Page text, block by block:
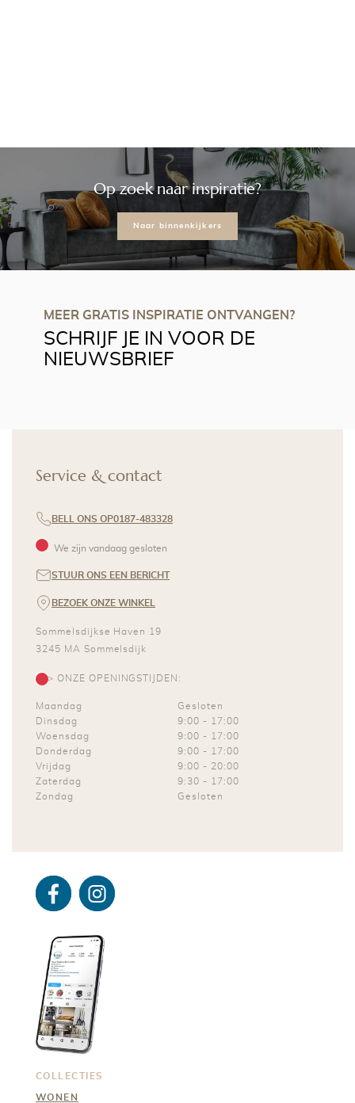
Op zoek naar inspiratie?
Naar binnenkijkers
Service & contact
BEZOEK ONZE WINKEL
Sommelsdijkse Haven 19
3245 MA Sommelsdijk
> ONZE OPENINGSTIJDEN:
Maandag
Gesloten
Dinsdag
9:00 -
17:00
Woensdag
9:00 -
17:00
Donderdag
9:00 -
17:00
Vrijdag
9:00 - 20:00
Zaterdag
9:30 -
17:00
Zondag
Gesloten
BELL ONS OP0187-483328
We zijn vandaag gesloten
STUUR ONS EEN BERICHT
MEER GRATIS INSPIRATIE ONTVANGEN?
SCHRIJF JE IN VOOR DE
NIEUWSBRIEF
COLLECTIES
WONEN
Facebo
ok
Instagra
m